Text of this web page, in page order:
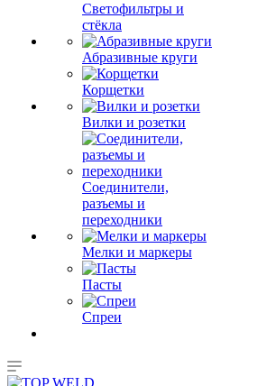
Светофильтры и
стёкла
Абразивные круги
Корщетки
Вилки и розетки
Соединители,
разъемы и
переходники
Мелки и маркеры
Пасты
Спреи